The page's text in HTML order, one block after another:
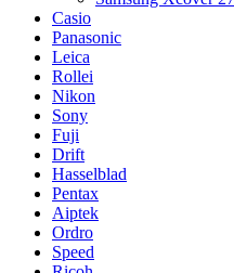
Casio
Panasonic
Leica
Rollei
Nikon
Sony
Fuji
Drift
Hasselblad
Pentax
Aiptek
Ordro
Speed